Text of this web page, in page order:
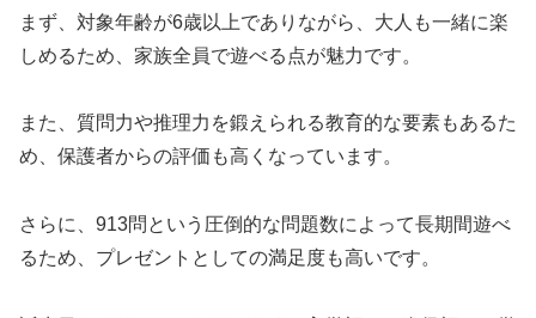
まず、対象年齢が6歳以上でありながら、大人も一緒に楽
しめるため、家族全員で遊べる点が魅力です。
また、質問力や推理力を鍛えられる教育的な要素もあるた
め、保護者からの評価も高くなっています。
さらに、913問という圧倒的な問題数によって長期間遊べ
るため、プレゼントとしての満足度も高いです。